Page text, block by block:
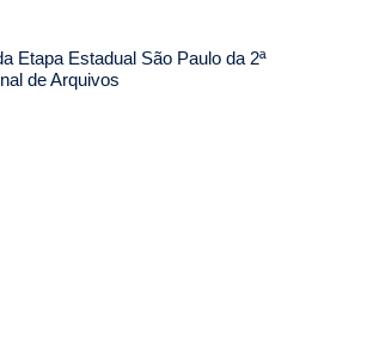
Etapa Estadual São Paulo da 2ª
de Arquivos